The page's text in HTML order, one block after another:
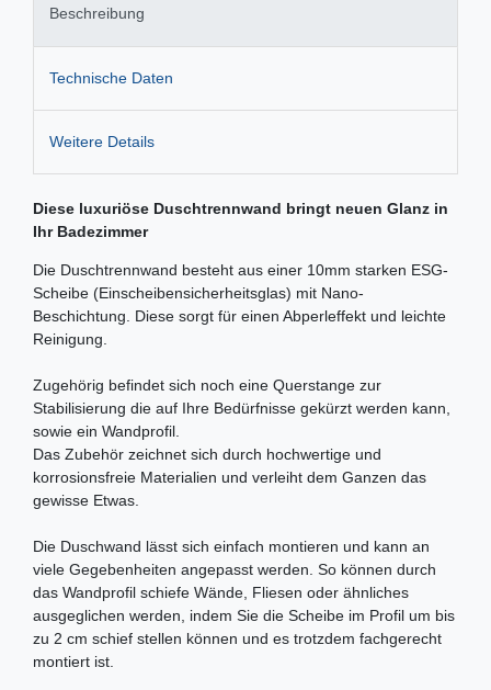
Beschreibung
Technische Daten
Weitere Details
Diese luxuriöse Duschtrennwand bringt neuen Glanz in
Ihr Badezimmer
Die Duschtrennwand besteht aus einer 10mm starken ESG-
Scheibe (Einscheibensicherheitsglas) mit Nano-
Beschichtung. Diese sorgt für einen Abperleffekt und leichte
Reinigung.
Zugehörig befindet sich noch eine Querstange zur
Stabilisierung die auf Ihre Bedürfnisse gekürzt werden kann,
sowie ein Wandprofil.
Das Zubehör zeichnet sich durch hochwertige und
korrosionsfreie Materialien und verleiht dem Ganzen das
gewisse Etwas.
Die Duschwand lässt sich einfach montieren und kann an
viele Gegebenheiten angepasst werden. So können durch
das Wandprofil schiefe Wände, Fliesen oder ähnliches
ausgeglichen werden, indem Sie die Scheibe im Profil um bis
zu 2 cm schief stellen können und es trotzdem fachgerecht
montiert ist.